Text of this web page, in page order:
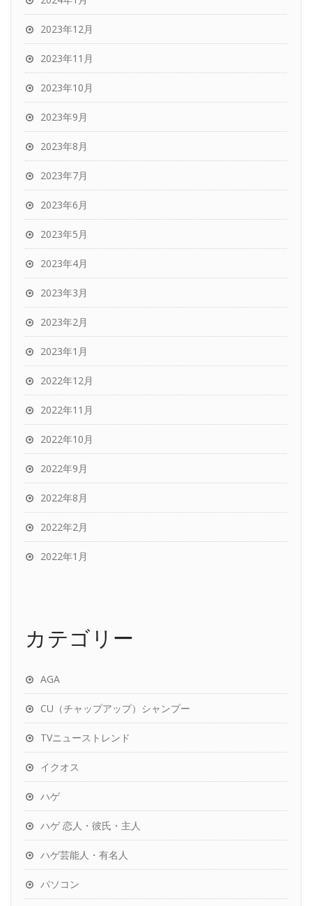
2023年12月
2023年11月
2023年10月
2023年9月
2023年8月
2023年7月
2023年6月
2023年5月
2023年4月
2023年3月
2023年2月
2023年1月
2022年12月
2022年11月
2022年10月
2022年9月
2022年8月
2022年2月
2022年1月
カテゴリー
AGA
CU（チャップアップ）シャンプー
TVニューストレンド
イクオス
ハゲ
ハゲ 恋人・彼氏・主人
ハゲ芸能人・有名人
パソコン